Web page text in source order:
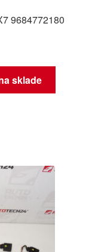
9684772180
sklade